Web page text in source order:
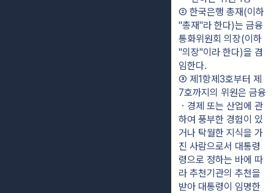
② 한국은행 총재(이하
"총재"라 한다)는 금융
통화위원회 의장(이하
"의장"이라 한다)을 겸
임한다.
③ 제1항제3호부터 제
7호까지의 위원은 금융
ㆍ경제 또는 산업에 관
하여 풍부한 경험이 있
거나 탁월한 지식을 가
진 사람으로서 대통령
령으로 정하는 바에 따
라 추천기관의 추천을
받아 대통령이 임명한